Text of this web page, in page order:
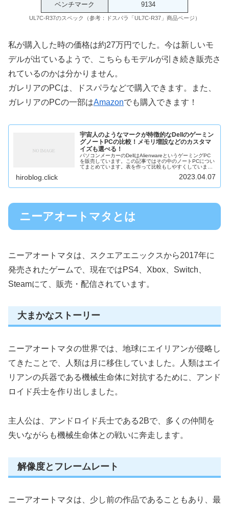
ベンチマーク 9134
UL7C-R37のスペック（参考：ドスパラ「UL7C-R37」商品ページ）
私が購入した時の価格は約27万円でした。今は新しいモ
デルが出ているようで、こちらもモデルが引き続き販売さ
れているのかは分かりません。
ガレリアのPCは、ドスパラなどで購入できます。また、
ガレリアのPCの一部はAmazonでも購入できます！
宇宙人のようなマークが特徴的なDellのゲーミン
グノートPCの比較！メモリ増設などのカスタマ
イズも選べる！
パソコンメーカーのDellはAlienwareというゲーミングPC
を販売しています。この記事ではその中のノートPCについ
てまとめています。表を作って比較もしやすくしています
hiroblog.click 2023.04.07
ニーアオートマタとは
ニーアオートマタは、スクエアエニックスから2017年に
発売されたゲームで、現在ではPS4、Xbox、Switch、
Steamにて、販売・配信されています。
大まかなストーリー
ニーアオートマタの世界では、地球にエイリアンが侵略し
てきたことで、人類は月に移住していました。人類はエイ
リアンの兵器である機械生命体に対抗するために、アンド
ロイド兵士を作り出しました。
主人公は、アンドロイド兵士である2Bで、多くの仲間を
失いながらも機械生命体との戦いに奔走します。
解像度とフレームレート
ニーアオートマタは、少し前の作品であることもあり、最